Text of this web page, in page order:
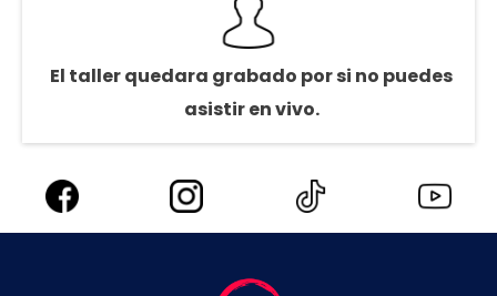
El taller quedara grabado por si no puedes
asistir en vivo.